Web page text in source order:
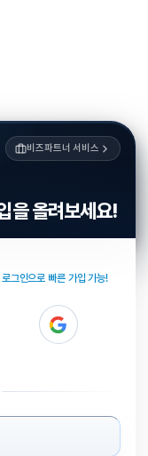
비즈파트너 서비스
을 올려보세요!
로그인으로 빠른 가입 가능!